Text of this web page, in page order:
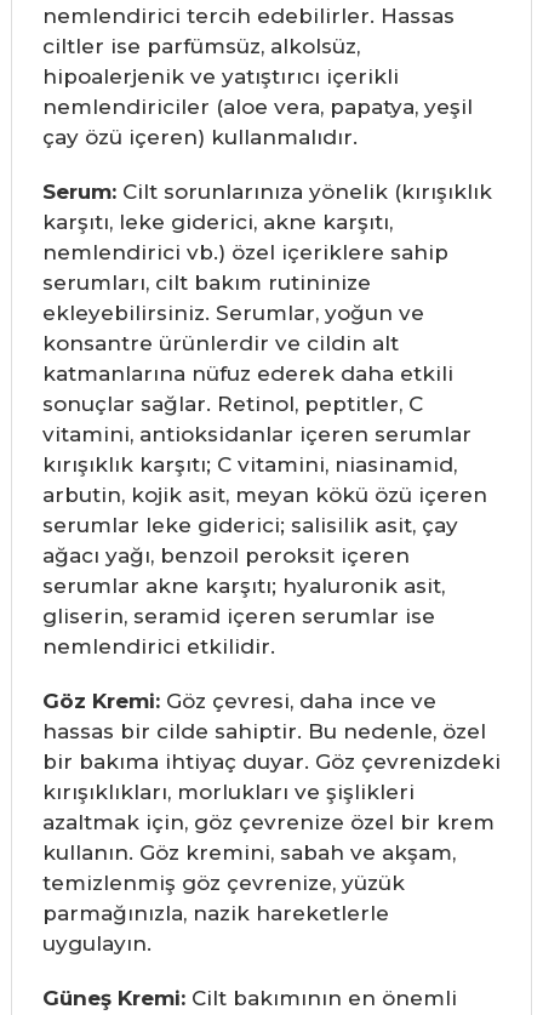
nemlendirici tercih edebilirler. Hassas
ciltler ise parfümsüz, alkolsüz,
hipoalerjenik ve yatıştırıcı içerikli
nemlendiriciler (aloe vera, papatya, yeşil
çay özü içeren) kullanmalıdır.
Serum:Cilt sorunlarınıza yönelik (kırışıklık
karşıtı, leke giderici, akne karşıtı,
nemlendirici vb.) özel içeriklere sahip
serumları, cilt bakım rutininize
ekleyebilirsiniz. Serumlar, yoğun ve
konsantre ürünlerdir ve cildin alt
katmanlarına nüfuz ederek daha etkili
sonuçlar sağlar. Retinol, peptitler, C
vitamini, antioksidanlar içeren serumlar
kırışıklık karşıtı; C vitamini, niasinamid,
arbutin, kojik asit, meyan kökü özü içeren
serumlar leke giderici; salisilik asit, çay
ağacı yağı, benzoil peroksit içeren
serumlar akne karşıtı; hyaluronik asit,
gliserin, seramid içeren serumlar ise
nemlendirici etkilidir.
Göz Kremi:Göz çevresi, daha ince ve
hassas bir cilde sahiptir. Bu nedenle, özel
bir bakıma ihtiyaç duyar. Göz çevrenizdeki
kırışıklıkları, morlukları ve şişlikleri
azaltmak için, göz çevrenize özel bir krem
kullanın. Göz kremini, sabah ve akşam,
temizlenmiş göz çevrenize, yüzük
parmağınızla, nazik hareketlerle
uygulayın.
Güneş Kremi:Cilt bakımının en önemli